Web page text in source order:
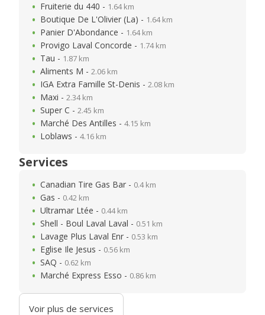
Fruiterie du 440 - 1.64 km
Boutique De L'Olivier (La) - 1.64 km
Panier D'Abondance - 1.64 km
Provigo Laval Concorde - 1.74 km
Tau - 1.87 km
Aliments M - 2.06 km
IGA Extra Famille St-Denis - 2.08 km
Maxi - 2.34 km
Super C - 2.45 km
Marché Des Antilles - 4.15 km
Loblaws - 4.16 km
Services
Canadian Tire Gas Bar - 0.4 km
Gas - 0.42 km
Ultramar Ltée - 0.44 km
Shell - Boul Laval Laval - 0.51 km
Lavage Plus Laval Enr - 0.53 km
Eglise Ile Jesus - 0.56 km
SAQ - 0.62 km
Marché Express Esso - 0.86 km
Voir plus de services